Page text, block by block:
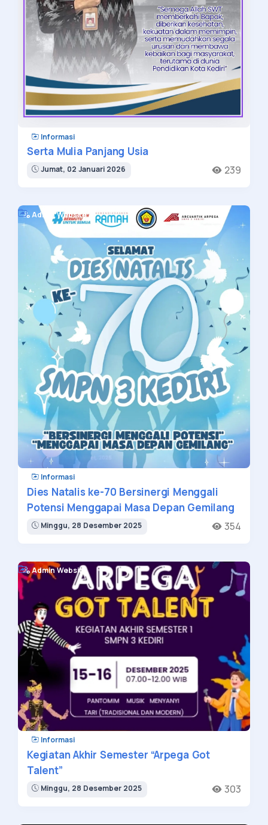
Informasi
Serta Mulia Panjang Usia
Jumat, 02 Januari 2026 239
Admin Website
Informasi
Dies Natalis ke-70 Bersinergi Menggali
Potensi Menggapai Masa Depan Gemilang
Minggu, 28 Desember 2025 354
Admin Website
Informasi
Kegiatan Akhir Semester “Arpega Got
Talent”
Minggu, 28 Desember 2025 303